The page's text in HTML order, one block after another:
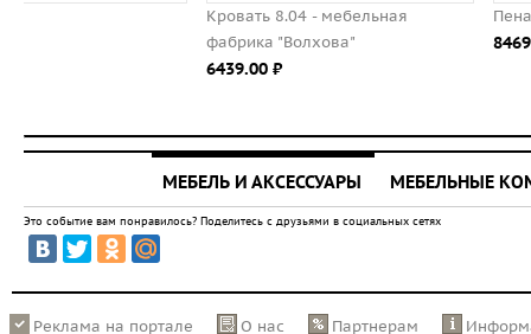
Кровать 8.04 - мебельная
Пенал с четырьмя
8469.00 ⃏
МЕБЕЛЬ И АКСЕССУАРЫ МЕБЕЛЬНЫЕ
Это событие вам понравилось? Поделитесь с друзьями в социальных сетях
Реклама на портале О нас Партнерам